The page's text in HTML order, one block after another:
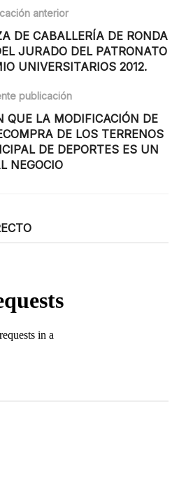
anterior
DE CABALLERÍA DE RONDA
JURADO DEL PATRONATO
UNIVERSITARIOS 2012.
publicación
QUE LA MODIFICACIÓN DE
DE LOS TERRENOS
DE DEPORTES ES UN
NEGOCIO